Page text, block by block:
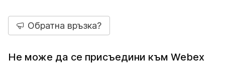
Обратна връзка?
Не може да се присъедини към Webex